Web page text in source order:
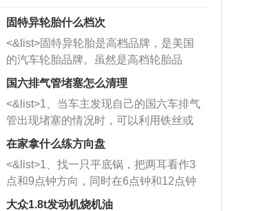
固特异轮胎什么档次
<&list>固特异轮胎是高档品牌，是美国
的汽车轮胎品牌。虽然是高档轮胎品
牌，但是中高低端的轮胎都有生产，这
也是为了更好的开拓市场。
国六排气管堵塞怎么清理
<&list>1、当车主发现自己的国六车排气
管出现堵塞的情况时，可以利用铁丝或
者是细棍，直接将杂物给取出来，如果
堵塞情况比较严重，也可以采取应急措
施。 <&list>2、直接利用木棍将所有的
杂物推到排气管里面的位置处，然后将
三元催化器拆解开，就可以将堵塞的东
在家拿什么练方向盘
<&list>1、找一只平底锅，把两耳看作3
点和9点钟方向，同时在6点钟和12点钟
方向做一个标记。 <&list>2、双手握住
大众1.8t发动机烧机油